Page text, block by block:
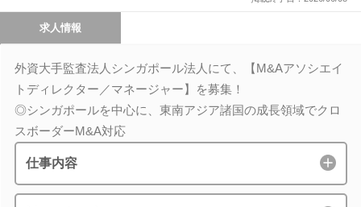
求人情報
外資大手監査法人シンガポール法人にて、【M&Aアソシエイ
トディレクター／マネージャー】を募集！
◎シンガポールを中心に、東南アジア諸国の成長領域でクロ
スボーダーM&A対応
仕事内容